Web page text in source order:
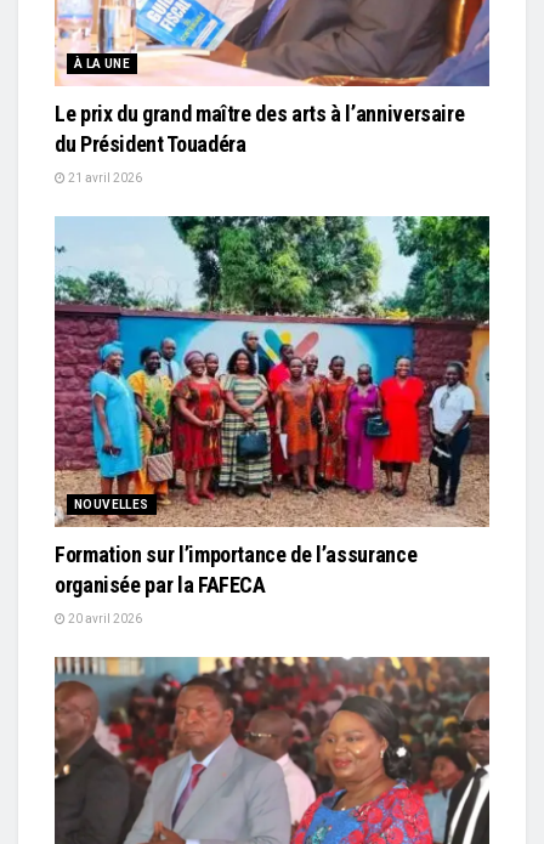
À LA UNE
Le prix du grand maître des arts à l’anniversaire
du Président Touadéra
21 avril 2026
NOUVELLES
Formation sur l’importance de l’assurance
organisée par la FAFECA
20 avril 2026